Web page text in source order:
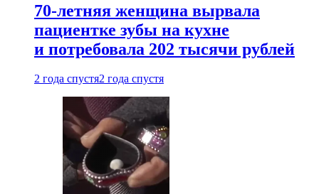
70-летняя женщина вырвала
пациентке зубы на кухне
и потребовала 202 тысячи рублей
2 года спустя2 года спустя